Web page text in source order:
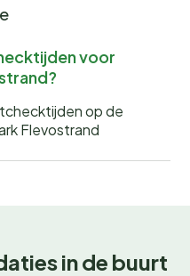
voor
op de
Flevostrand
in de buurt